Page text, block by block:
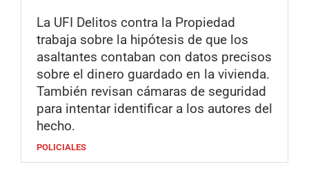
La UFI Delitos contra la Propiedad
trabaja sobre la hipótesis de que los
asaltantes contaban con datos precisos
sobre el dinero guardado en la vivienda.
También revisan cámaras de seguridad
para intentar identificar a los autores del
hecho.
POLICIALES